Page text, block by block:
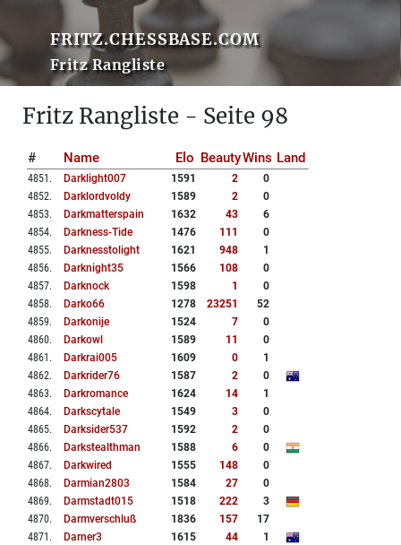
FRITZ.CHESSBASE.COM
Fritz Rangliste
Fritz Rangliste - Seite 98
# Name Elo BeautyWins Land
4851 . Darklight007 1591 2
0
4852. Darklordvoldy 1589 2
0
4853. Darkmatterspain 1632 43
6
4854. Darkness-Tide 1476 111
0
4855. Darknesstolight 1621 948
1
4856. Darknight35 1566 108
0
4857. Darknock 1598 1
0
4858. Darko66 1278 23251
52
4859. Darkonije 1524 7
0
4860. Darkowl 1589 11
0
4861 . Darkrai005 1609 0
1
4862. Darkrider76 1587 2
0
4863. Darkromance 1624 14
1
4864. Darkscytale 1549 3
0
4865. Darksider537 1592 2
0
4866. Darkstealthman 1588 6
0
4867. Darkwired 1555 148
0
4868. Darmian2803 1584 27
0
4869. Darmstadt015 1518 222
3
4870. Darmverschluß 1836 157
17
4871 . Darner3 1615 44
1